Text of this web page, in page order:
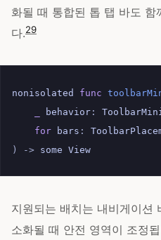
화될 때 통합된 톱 탭 바도 함
다.29
nonisolated func
behavior :
for
bars :
)
-> some View
지원되는 배치는 내비게이션
소화될 때 안전 영역이 조정